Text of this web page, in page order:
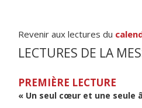
Revenir aux lectures du
LECTURES DE LA
PREMIÈRE LECTURE
« Un seul cœur et une seule